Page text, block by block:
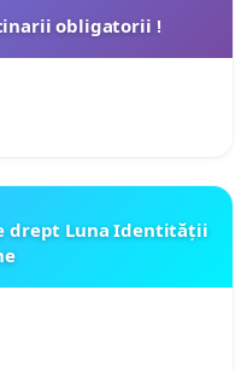
obligatorii !
drept Luna Identității